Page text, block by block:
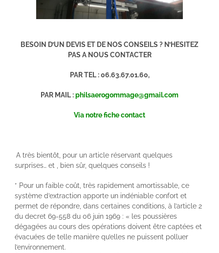
BESOIN D’UN DEVIS ET DE NOS CONSEILS ? N’HESITEZ
PAS A NOUS CONTACTER
PAR TEL : 06.63.67.01.60,
PAR MAIL :philsaerogommage@gmail.com
Via notre fiche contact
A très bientôt, pour un article réservant quelques
surprises… et , bien sûr, quelques conseils !
* Pour un faible coût, très rapidement amortissable, ce
système d’extraction apporte un indéniable confort et
permet de répondre, dans certaines conditions, à l’article 2
du decret 69-558 du 06 juin 1969 : « les poussières
dégagées au cours des opérations doivent être captées et
évacuées de telle manière qu’elles ne puissent polluer
l’environnement.